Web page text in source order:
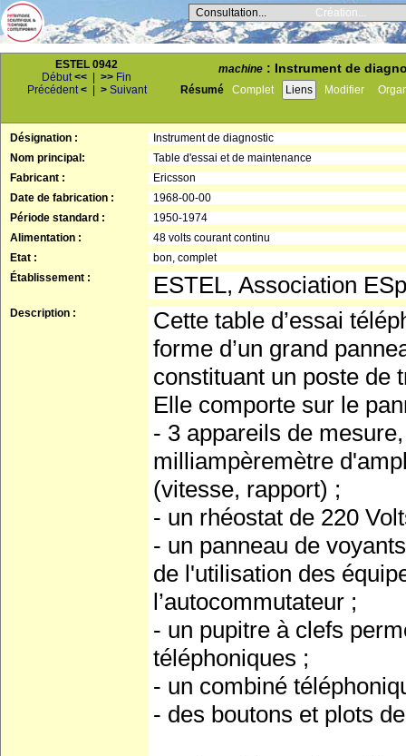
Consultation... Création...
ESTEL 0942
Début<< >> Fin
Précédent< > Suivant
machine : Instrument de
Résumé Complet Liens Modifier
Désignation :
Instrument de diagnostic
Nom principal:
Table d'essai et de maintenance
Fabricant :
Ericsson
Date de fabrication :
1968-00-00
Période standard :
1950-1974
Alimentation :
48 volts courant continu
Etat :
bon, complet
Établissement :
ESTEL, Association
Description :
Cette table d’essai
forme d’un grand
constituant un poste de
Elle comporte sur le
- 3 appareils de
milliampèremètre
(vitesse, rapport) ;
- un rhéostat de 220
- un panneau de
de l'utilisation des
l’autocommutateur ;
- un pupitre à clefs
téléphoniques ;
- un combiné
- des boutons et plots